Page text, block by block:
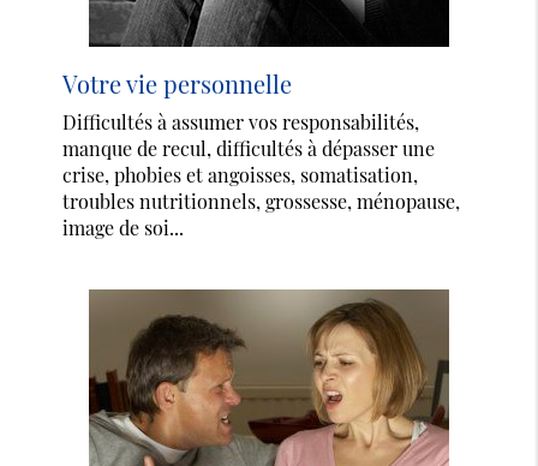
Votre vie personnelle
Difficultés à assumer vos responsabilités,
manque de recul, difficultés à dépasser une
crise, phobies et angoisses, somatisation,
troubles nutritionnels, grossesse, ménopause,
image de soi...